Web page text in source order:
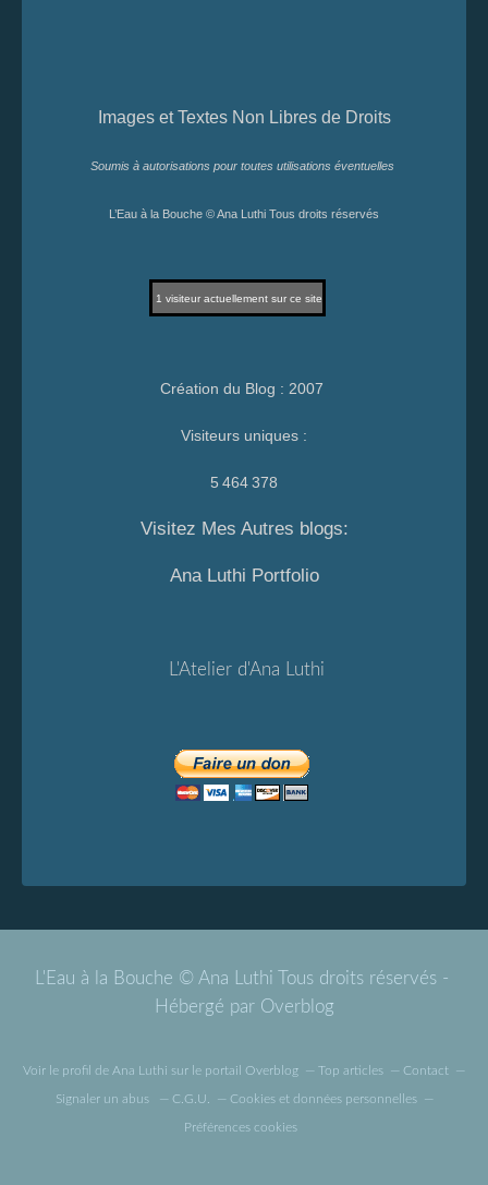
Images et Textes Non Libres de Droits
Soumis à autorisations pour toutes utilisations éventuelles
L’Eau à la Bouche © Ana Luthi Tous droits réservés
1 visiteur actuellement sur ce site
Création du Blog : 2007
Visiteurs uniques :
5 464 378
Visitez Mes Autres blogs:
Ana Luthi Portfolio
L'Atelier d'Ana Luthi
L'Eau à la Bouche © Ana Luthi Tous droits réservés -
Hébergé par Overblog
Voir le profil de Ana Luthi sur le portail Overblog Top articles Contact
Signaler un abus C.G.U. Cookies et données personnelles
Préférences cookies